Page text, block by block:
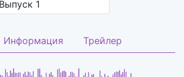
Информация Трейлер